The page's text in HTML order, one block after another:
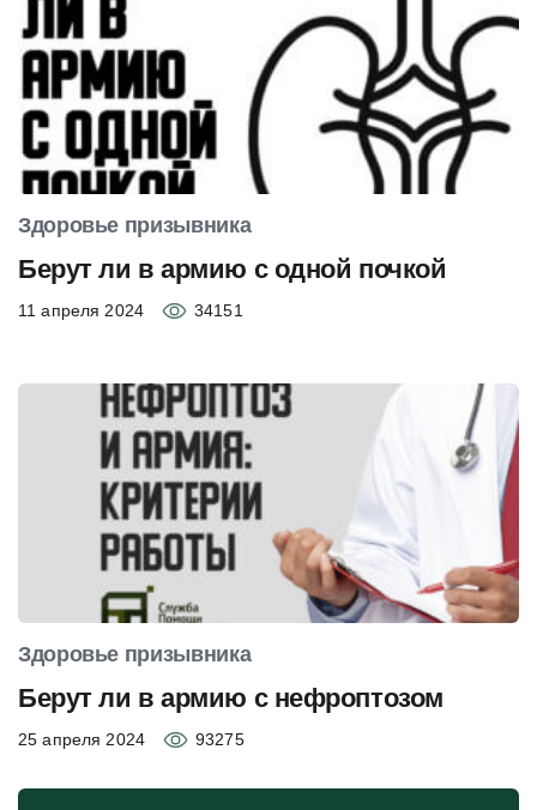
Здоровье призывника
Берут ли в армию с одной почкой
11 апреля 2024 34151
Здоровье призывника
Берут ли в армию с нефроптозом
25 апреля 2024 93275